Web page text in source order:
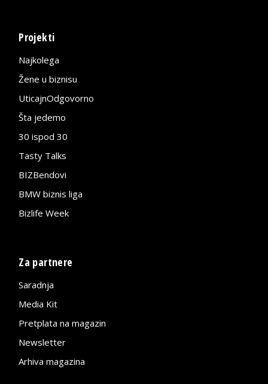
Projekti
Najkolega
Žene u biznisu
UticajnOdgovorno
Šta jedemo
30 ispod 30
Tasty Talks
BIZBendovi
BMW biznis liga
Bizlife Week
Za partnere
Saradnja
Media Kit
Pretplata na magazin
Newsletter
Arhiva magazina